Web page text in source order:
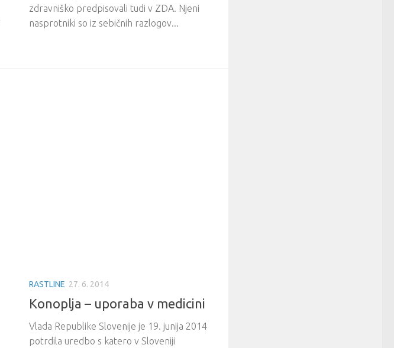
zdravniško predpisovali tudi v ZDA. Njeni
nasprotniki so iz sebičnih razlogov...
RASTLINE 27. 6. 2014
Konoplja – uporaba v medicini
Vlada Republike Slovenije je 19. junija 2014
potrdila uredbo s katero v Sloveniji